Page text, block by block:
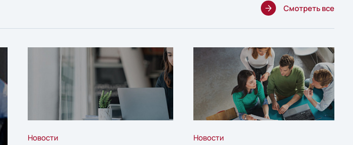
Смотреть все
Новости
Новости